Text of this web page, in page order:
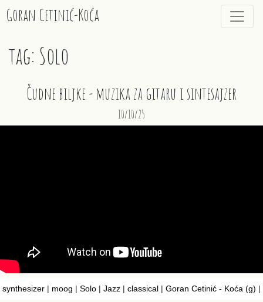
Goran Cetinić-Koća
tag: Solo
Čudne biljke - muzika za gitaru i sintesajzer
10/10/25
synthesizer | moog | Solo | Jazz | classical | Goran Cetinić - Koća (g) |